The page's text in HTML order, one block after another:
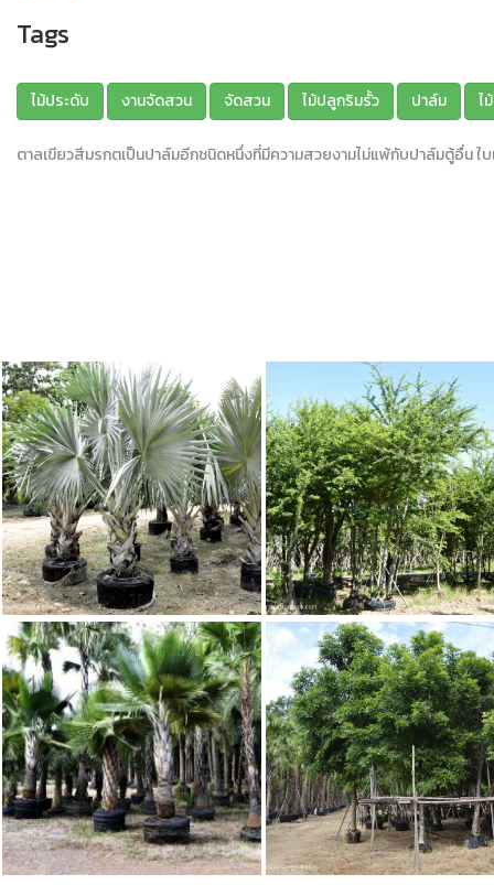
Tags
ไม้ประดับ งานจัดสวน จัดสวน ไม้ปลูกริมรั้ว ปาล์ม ไ
ตาลเขียวสีมรกตเป็นปาล์มอีกชนิดหนึ่งที่มีความสวยงามไม่แพ้กับปาล์มตู้อื่น ใ